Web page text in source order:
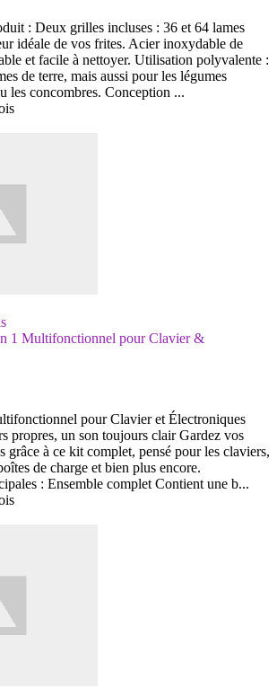
: Deux grilles incluses : 36 et 64 lames
idéale de vos frites. Acier inoxydable de
et facile à nettoyer. Utilisation polyvalente :
de terre, mais aussi pour les légumes
les concombres. Conception ...
1 Multifonctionnel pour Clavier &
pour Clavier et Électroniques
propres, un son toujours clair Gardez vos
grâce à ce kit complet, pensé pour les claviers,
de charge et bien plus encore.
: Ensemble complet Contient une b...